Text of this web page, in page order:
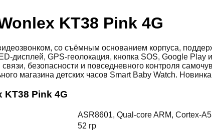
KT38 Pink 4G
со съёмным основанием корпуса,
дисплей, GPS-геолокация, кнопка SOS, Google
безопасности и повседневного контроля
магазина детских часов Smart Baby Watch.
KT38 Pink 4G
ASR8601, Qual-core ARM, Cortex-
52 гр